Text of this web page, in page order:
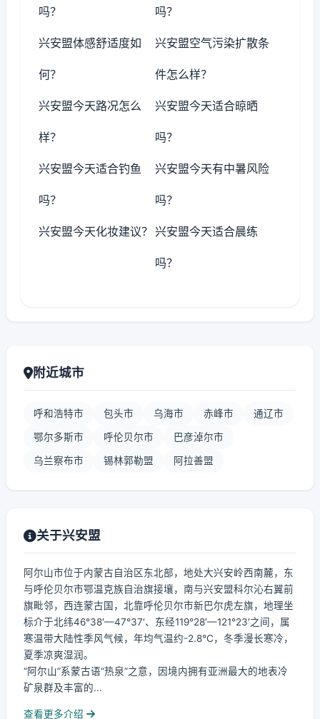
吗？ 吗？
兴安盟体感舒适度如
何？
兴安盟空气污染扩散条
件怎么样？
兴安盟今天路况怎么
样？
兴安盟今天适合晾晒
吗？
兴安盟今天适合钓鱼
吗？
兴安盟今天有中暑风险
吗？
兴安盟今天化妆建议？ 兴安盟今天适合晨练
吗？
附近城市
呼和浩特市 包头市 乌海市 赤峰市 通辽市
鄂尔多斯市 呼伦贝尔市 巴彦淖尔市
乌兰察布市 锡林郭勒盟 阿拉善盟
关于兴安盟
阿尔山市位于内蒙古自治区东北部，地处大兴安岭西南麓，东
与呼伦贝尔市鄂温克族自治旗接壤，南与兴安盟科尔沁右翼前
旗毗邻，西连蒙古国，北靠呼伦贝尔市新巴尔虎左旗，地理坐
标介于北纬46°38′—47°37′、东经119°28′—121°23′之间，属
寒温带大陆性季风气候，年均气温约-2.8℃，冬季漫长寒冷，
夏季凉爽湿润。
“阿尔山”系蒙古语“热泉”之意，因境内拥有亚洲最大的地表冷
矿泉群及丰富的...
查看更多介绍